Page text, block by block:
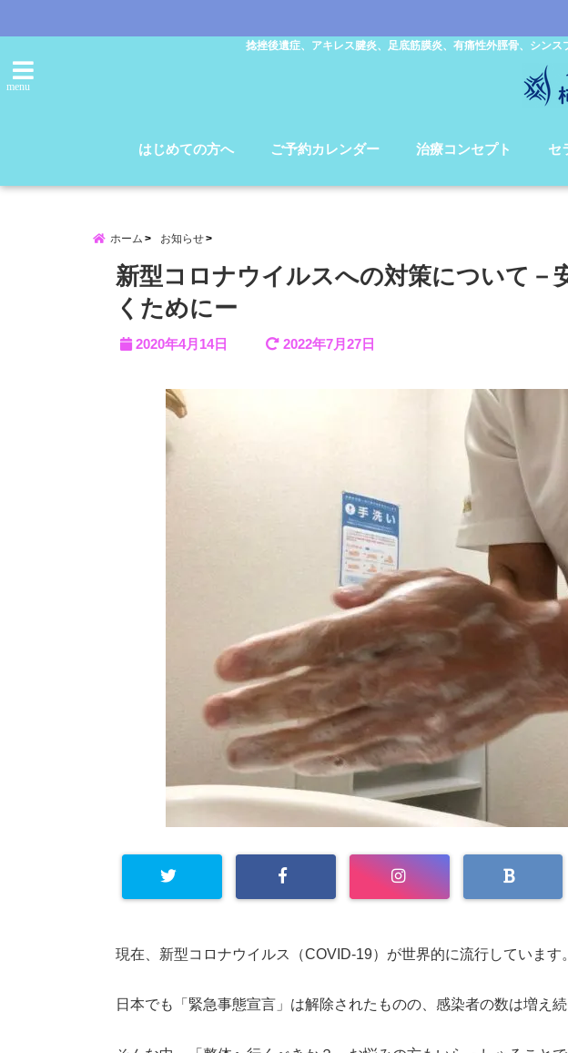
捻挫後遺症、アキレス腱炎、足底筋膜炎、有痛性外脛骨、シン
menu
はじめての方へ ご予約カレンダー 治療コンセプト セ
ホーム お知らせ
新型コロナウイルスへの対策について－
くためにー
2020年4月14日 2022年7月27日
現在、新型コロナウイルス（COVID-19）が世界的に流行しています。
日本でも「緊急事態宣言」は解除されたものの、感染者の数は増え続